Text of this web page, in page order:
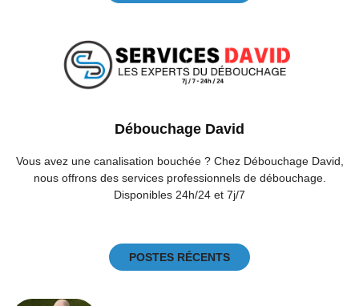
Débouchage David
Vous avez une canalisation bouchée ? Chez Débouchage David,
nous offrons des services professionnels de débouchage.
Disponibles 24h/24 et 7j/7
POSTES RÉCENTS